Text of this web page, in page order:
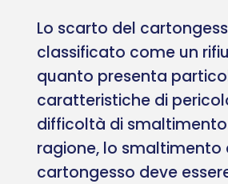
Lo scarto del
classificato come un
quanto presenta
caratteristiche di
difficoltà di
ragione, lo smaltimento
cartongesso deve